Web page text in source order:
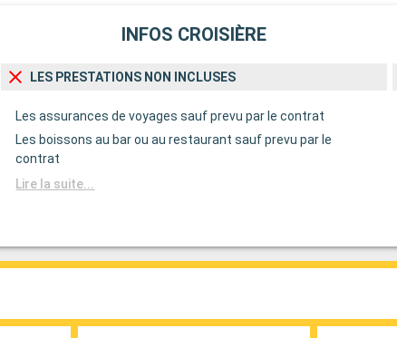
INFOS CROISIÈRE
LES PRESTATIONS NON INCLUSES
Les assurances de voyages sauf prevu par le contrat
Les boissons au bar ou au restaurant sauf prevu par le
contrat
Lire la suite...